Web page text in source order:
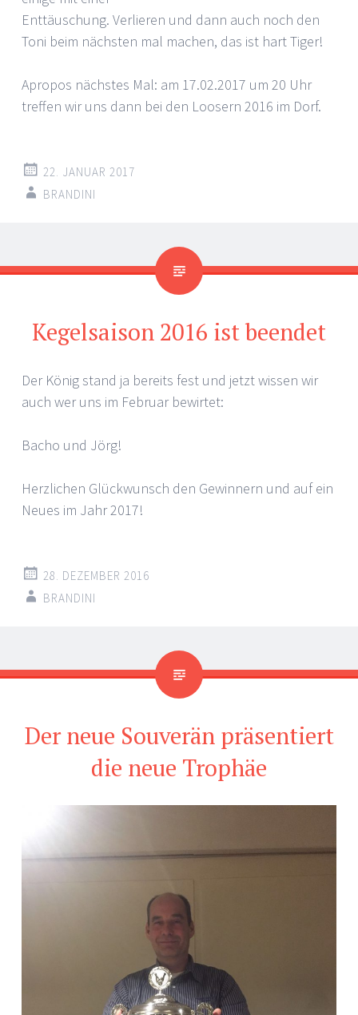
Enttäuschung. Verlieren und dann auch noch den
Toni beim nächsten mal machen, das ist hart Tiger!
Apropos nächstes Mal: am 17.02.2017 um 20 Uhr
treffen wir uns dann bei den Loosern 2016 im Dorf.
22. JANUAR 2017
BRANDINI
Kegelsaison 2016 ist beendet
Der König stand ja bereits fest und jetzt wissen wir
auch wer uns im Februar bewirtet:
Bacho und Jörg!
Herzlichen Glückwunsch den Gewinnern und auf ein
Neues im Jahr 2017!
28. DEZEMBER 2016
BRANDINI
Der neue Souverän präsentiert
die neue Trophäe